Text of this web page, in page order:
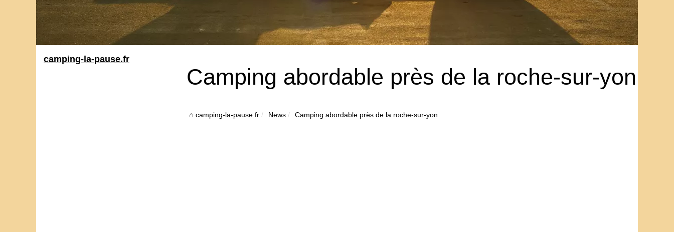
Camping abordable près de la roche-sur-yon
camping-la-pause.fr News Camping abordable près de la roche-sur-yon
camping-la-pause.fr